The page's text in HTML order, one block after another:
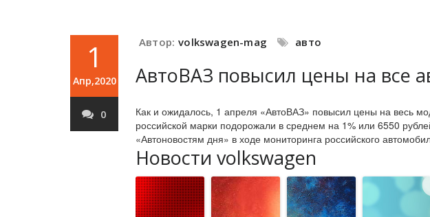
1
Апр,2020
0
Автор: volkswagen-mag авто
АвтоВАЗ повысил цены на все
Как и ожидалось, 1 апреля «АвтоВАЗ» повысил цены на весь
российской марки подорожали в среднем на 1% или 6550
«Автоновостям дня» в ходе мониторинга российского
Новости volkswagen